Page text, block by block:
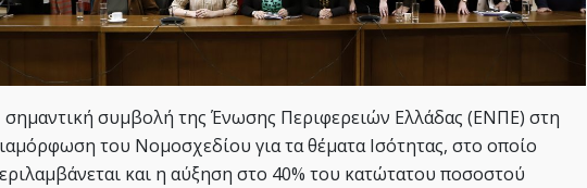
σημαντική συμβολή της Ένωσης Περιφερειών Ελλάδας (ΕΝΠΕ) στη
του Νομοσχεδίου για τα θέματα Ισότητας, στο οποίο
και η αύξηση στο 40% του κατώτατου ποσοστού